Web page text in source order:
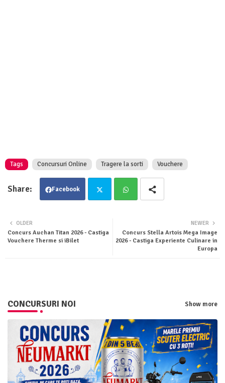
Tags Concursuri Online Tragere la sorti Vouchere
Facebook
ter tsa
NEWER
Concurs Stella Artois Mega Image
2026 - Castiga Experiente Culinare in
Europa
OLDER
Concurs Auchan Titan 2026 - Castiga
Vouchere Therme si iBilet
CONCURSURI NOI Show more